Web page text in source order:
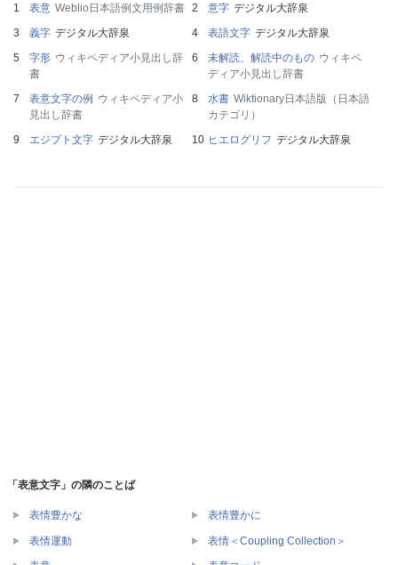
表意 Weblio日本語例文用例辞書 意字 デジタル大辞泉
義字 デジタル大辞泉 表語文字 デジタル大辞泉
字形 ウィキペディア小見出し辞
書
未解読、解読中のもの ウィキペ
ディア小見出し辞書
表意文字の例 ウィキペディア小
見出し辞書
水書 Wiktionary日本語版（日本語
カテゴリ）
エジプト文字 デジタル大辞泉 ヒエログリフ デジタル大辞泉
「表意文字」の隣のことば
表情豊かな 表情豊かに
表情運動 表情＜Coupling Collection＞